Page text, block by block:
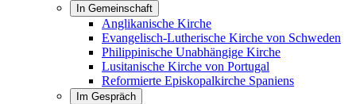
In Gemeinschaft
Anglikanische Kirche
Evangelisch-Lutherische Kirche von Schweden
Philippinische Unabhängige Kirche
Lusitanische Kirche von Portugal
Reformierte Episkopalkirche Spaniens
Im Gespräch